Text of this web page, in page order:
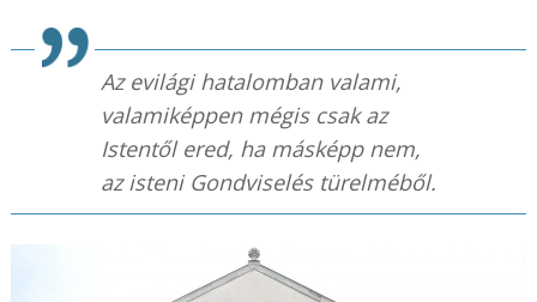
Az evilági hatalomban valami,
valamiképpen mégis csak az
Istentől ered, ha másképp nem,
az isteni Gondviselés türelméből.